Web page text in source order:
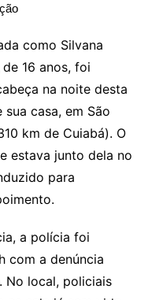
como Silvana
16 anos, foi
na noite desta
casa, em São
km de Cuiabá). O
estava junto dela no
para
a polícia foi
com a denúncia
No local, policiais